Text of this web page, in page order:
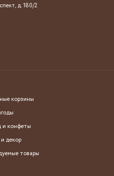
д. 180/2
корзины
и конфеты
декор
товары